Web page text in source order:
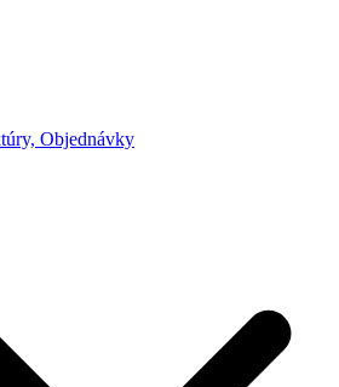
Objednávky